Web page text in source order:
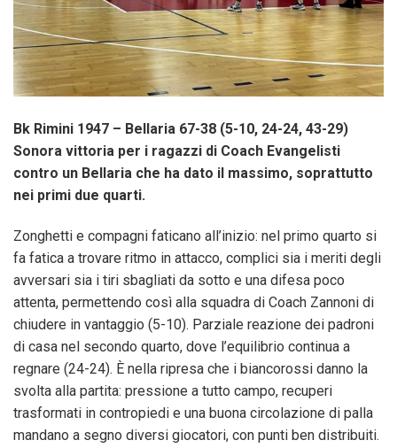
Bk Rimini 1947 – Bellaria 67-38 (5-10, 24-24, 43-29)
Sonora vittoria per i ragazzi di Coach Evangelisti
contro un Bellaria che ha dato il massimo, soprattutto
nei primi due quarti.
Zonghetti e compagni faticano all’inizio: nel primo quarto si
fa fatica a trovare ritmo in attacco, complici sia i meriti degli
avversari sia i tiri sbagliati da sotto e una difesa poco
attenta, permettendo così alla squadra di Coach Zannoni di
chiudere in vantaggio (5-10). Parziale reazione dei padroni
di casa nel secondo quarto, dove l’equilibrio continua a
regnare (24-24). È nella ripresa che i biancorossi danno la
svolta alla partita: pressione a tutto campo, recuperi
trasformati in contropiedi e una buona circolazione di palla
mandano a segno diversi giocatori, con punti ben distribuiti.